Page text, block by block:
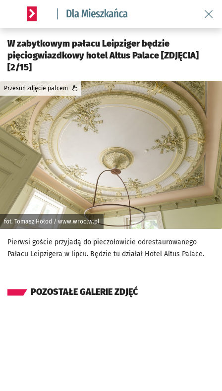
Serwis informacyjny wroclaw.pl podserwis: Dla mieszkańca
W zabytkowym pałacu Leipziger będzie
pięciogwiazdkowy hotel Altus Palace [ZDJĘCIA]
[2/15]
fot. Tomasz Hołod / www.wroclw.pl
Przesuń zdjęcie palcem
Pierwsi goście przyjadą do pieczołowicie odrestaurowanego
Pałacu Leipzigera w lipcu. Będzie tu działał Hotel Altus Palace.
POZOSTAŁE GALERIE ZDJĘĆ